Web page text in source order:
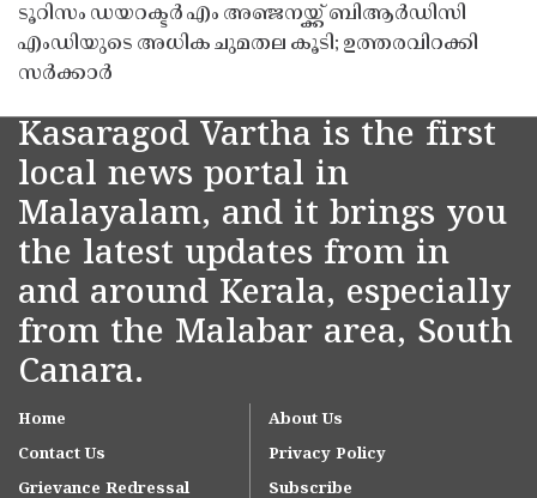
ടൂറിസം ഡയറക്ടർ എം അഞ്ജനയ്ക്ക് ബിആർഡിസി
എംഡിയുടെ അധിക ചുമതല കൂടി; ഉത്തരവിറക്കി
സർക്കാർ
Kasaragod Vartha is the first
local news portal in
Malayalam, and it brings you
the latest updates from in
and around Kerala, especially
from the Malabar area, South
Canara.
Home
About Us
Contact Us
Privacy Policy
Grievance Redressal
Subscribe